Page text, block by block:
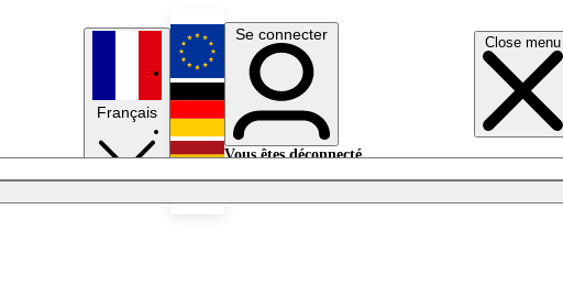
Close menu
Français
English
Deutsch
Se connecter
Vous êtes déconnecté.